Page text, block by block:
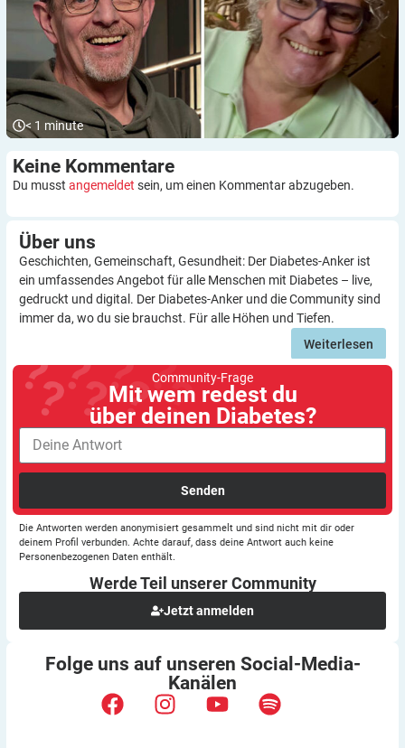
< 1 minute
Keine Kommentare
Du musst angemeldet sein, um einen Kommentar abzugeben.
Über uns
Geschichten, Gemeinschaft, Gesundheit: Der Diabetes-Anker ist
ein umfassendes Angebot für alle Menschen mit Diabetes – live,
gedruckt und digital. Der Diabetes-Anker und die Community sind
immer da, wo du sie brauchst. Für alle Höhen und Tiefen.
Weiterlesen
Community-Frage
Mit wem redest du
über deinen Diabetes?
Senden
Die Antworten werden anonymisiert gesammelt und sind nicht mit dir oder
deinem Profil verbunden. Achte darauf, dass deine Antwort auch keine
Personenbezogenen Daten enthält.
Werde Teil unserer Community
Jetzt anmelden
Folge uns auf unseren Social-Media-
Kanälen